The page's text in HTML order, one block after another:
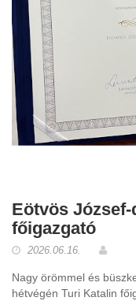
Eötvös
főigazgató
2026.06.16.
Nagy örömmel és
hétvégén Turi Katalin